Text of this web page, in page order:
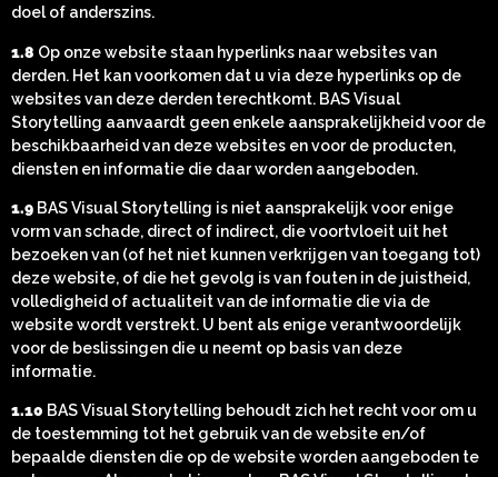
doel of anderszins.
1.8 Op onze website staan hyperlinks naar websites van
derden. Het kan voorkomen dat u via deze hyperlinks op de
websites van deze derden terechtkomt. BAS Visual
Storytelling aanvaardt geen enkele aansprakelijkheid voor de
beschikbaarheid van deze websites en voor de producten,
diensten en informatie die daar worden aangeboden.
1.9 BAS Visual Storytelling is niet aansprakelijk voor enige
vorm van schade, direct of indirect, die voortvloeit uit het
bezoeken van (of het niet kunnen verkrijgen van toegang tot)
deze website, of die het gevolg is van fouten in de juistheid,
volledigheid of actualiteit van de informatie die via de
website wordt verstrekt. U bent als enige verantwoordelijk
voor de beslissingen die u neemt op basis van deze
informatie.
1.10 BAS Visual Storytelling behoudt zich het recht voor om u
de toestemming tot het gebruik van de website en/of
bepaalde diensten die op de website worden aangeboden te